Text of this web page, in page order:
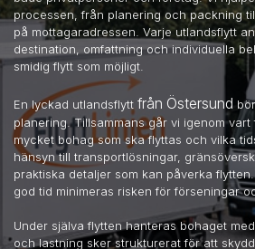
processen, från planering och packning
på mottagaradressen. Varje utlandsflytt
destination, omfattning och individuella
smidig flytt som möjligt.
En lyckad utlandsflytt från Östersund
planering. Tillsammans går vi igenom
mycket bohag som ska flyttas och vilka
hänsyn till transportlösningar,
praktiska detaljer som kan påverka
god tid minimeras risken för förseningar
Under själva flytten hanteras bohaget
och lastning sker strukturerat för att